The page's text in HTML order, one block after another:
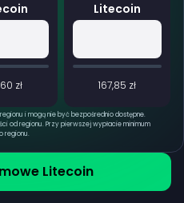
Litecoin
zł
Litecoin
167,85 zł
i mogą nie być bezpośrednio dostępne.
od regionu. Przy pierwszej wypłacie minimum
regionu.